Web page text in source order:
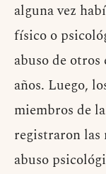
alguna vez
físico o
abuso de
años. Luego,
miembros de
registraron las
abuso